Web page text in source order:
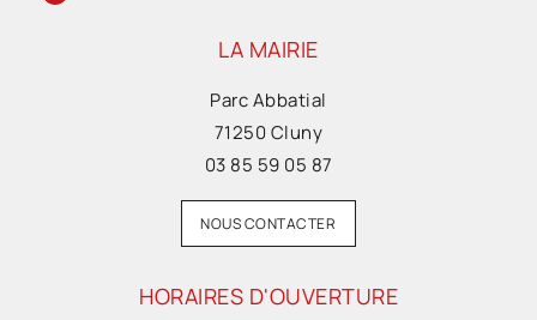
LA MAIRIE
Parc Abbatial
71250 Cluny
03 85 59 05 87
NOUS CONTACTER
HORAIRES D'OUVERTURE